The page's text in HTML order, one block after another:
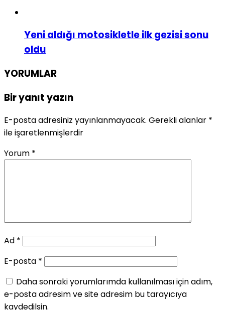
Yeni aldığı motosikletle ilk gezisi sonu
oldu
YORUMLAR
Bir yanıt yazın
E-posta adresiniz yayınlanmayacak. Gerekli alanlar *
ile işaretlenmişlerdir
Yorum *
Ad *
E-posta *
Daha sonraki yorumlarımda kullanılması için adım,
e-posta adresim ve site adresim bu tarayıcıya
kaydedilsin.